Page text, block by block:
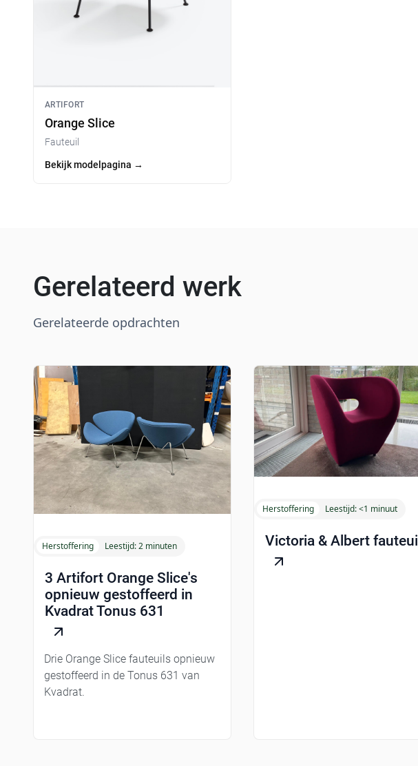
ARTIFORT
Orange Slice
Fauteuil
Bekijk modelpagina →
Gerelateerd werk
Gerelateerde opdrachten
Herstoffering Leestijd:2 minuten
3 Artifort Orange Slice's
opnieuw gestoffeerd in
Kvadrat Tonus 631
Drie Orange Slice fauteuils opnieuw
gestoffeerd in de Tonus 631 van
Kvadrat.
Herstoffering Leestijd:<1 minuut
Victoria & Albert fauteuil